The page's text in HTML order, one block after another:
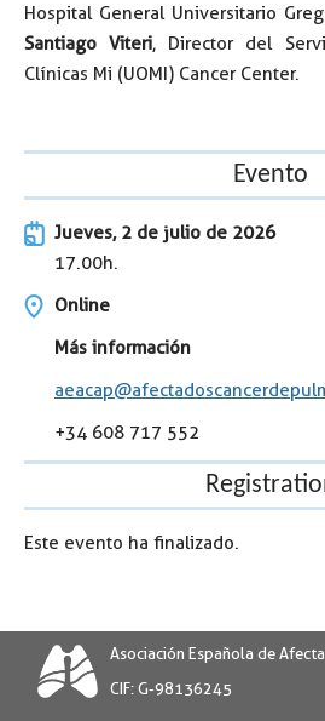
Hospital General Universitario
Santiago Viteri, Director del
Clínicas Mi (UOMI) Cancer Center.
Evento
Jueves, 2 de julio de 2026
17.00h.
Online
Más información
+34 608 717 552
Este evento ha finalizado.
Asociación Española de
CIF: G-98136245